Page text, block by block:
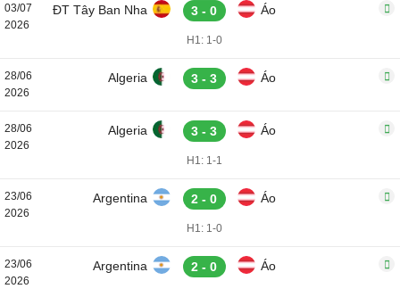
03/07
2026
ĐT Tây Ban Nha 3 - 0 Áo
H1: 1-0
28/06
2026
Algeria 3 - 3 Áo
28/06
2026
Algeria 3 - 3 Áo
H1: 1-1
23/06
2026
Argentina 2 - 0 Áo
H1: 1-0
23/06
2026
Argentina 2 - 0 Áo